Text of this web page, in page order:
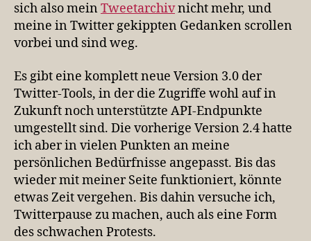
sich also mein Tweetarchivnicht mehr, und
meine in Twitter gekippten Gedanken scrollen
vorbei und sind weg.
Es gibt eine komplett neue Version 3.0 der
Twitter-Tools, in der die Zugriffe wohl auf in
Zukunft noch unterstützte API-Endpunkte
umgestellt sind. Die vorherige Version 2.4 hatte
ich aber in vielen Punkten an meine
persönlichen Bedürfnisse angepasst. Bis das
wieder mit meiner Seite funktioniert, könnte
etwas Zeit vergehen. Bis dahin versuche ich,
Twitterpause zu machen, auch als eine Form
des schwachen Protests.